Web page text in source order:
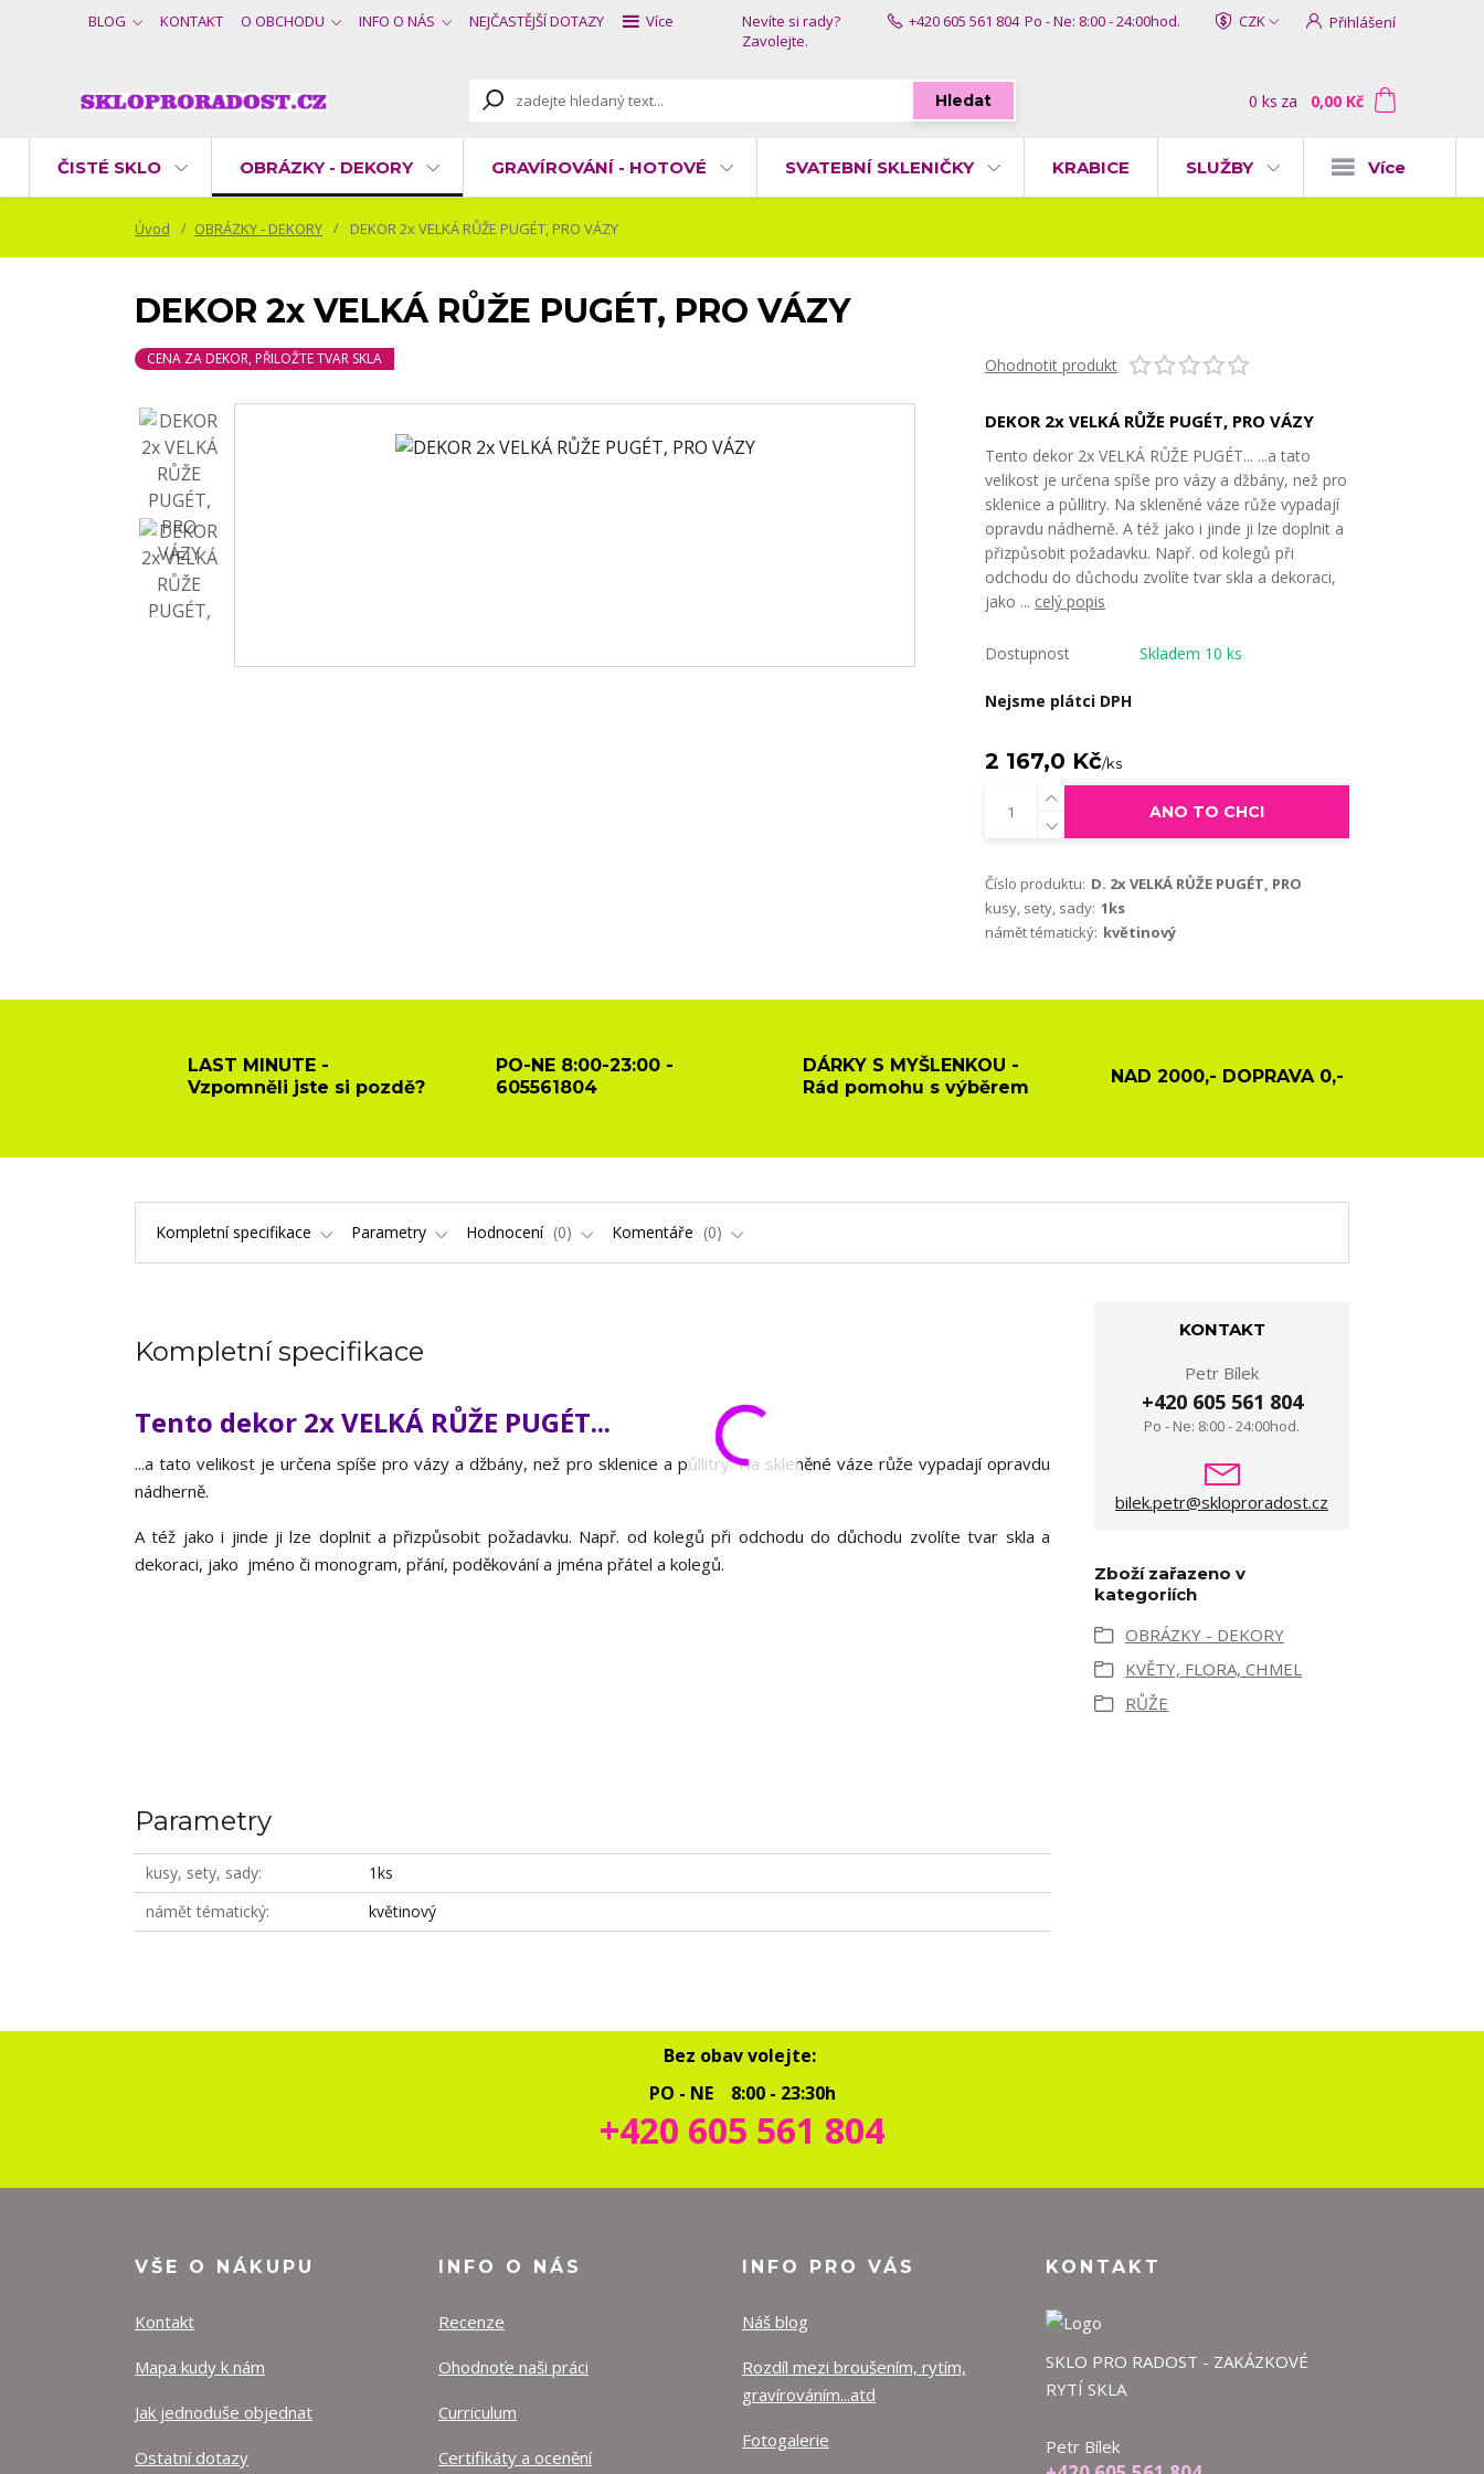
BLOG KONTAKT O OBCHODU INFO O NÁS NEJČASTĚJŠÍ DOTAZY Více CZK Přihlášení
Hledat
Nevíte si rady?
Zavolejte.
+420 605 561 804 Po - Ne: 8:00 - 24:00hod.
0 ks za 0,00 Kč
ČISTÉ SKLO OBRÁZKY - DEKORY GRAVÍROVÁNÍ - HOTOVÉ SVATEBNÍ SKLENIČKY KRABICE SLUŽBY Více
Úvod OBRÁZKY - DEKORY DEKOR 2x VELKÁ RŮŽE PUGÉT, PRO VÁZY
DEKOR 2x VELKÁ RŮŽE PUGÉT, PRO VÁZY
CENA ZA DEKOR, PŘILOŽTE TVAR SKLA Ohodnotit produkt
DEKOR 2x VELKÁ RŮŽE PUGÉT, PRO VÁZY
Tento dekor 2x VELKÁ RŮŽE PUGÉT... ...a tato
velikost je určena spíše pro vázy a džbány, než pro
sklenice a půllitry. Na skleněné váze růže vypadají
opravdu nádherně. A též jako i jinde ji lze doplnit a
přizpůsobit požadavku. Např. od kolegů při
odchodu do důchodu zvolíte tvar skla a dekoraci,
jako ... celý popis
Dostupnost Skladem 10 ks
Nejsme plátci DPH
2 167,0 Kč/ks
ANO TO CHCI
Číslo produktu: D. 2x VELKÁ RŮŽE PUGÉT, PRO
kusy, sety, sady: 1ks
námět tématický: květinový
LAST MINUTE -
Vzpomněli jste si pozdě?
PO-NE 8:00-23:00 -
605561804
DÁRKY S MYŠLENKOU -
Rád pomohu s výběrem
NAD 2000,- DOPRAVA 0,-
Kompletní specifikace Parametry Hodnocení 0 Komentáře 0
Kompletní specifikace
Tento dekor 2x VELKÁ RŮŽE PUGÉT...
...a tato velikost je určena spíše pro vázy a džbány, než pro sklenice a půllitry. Na skleněné váze růže vypadají opravdu
nádherně.
A též jako i jinde ji lze doplnit a přizpůsobit požadavku. Např. od kolegů při odchodu do důchodu zvolíte tvar skla a
dekoraci, jako jméno či monogram, přání, poděkování a jména přátel a kolegů.
Parametry
kusy, sety, sady
1ks
námět tématický
květinový
KONTAKT
Petr Bílek
+420 605 561 804
Po - Ne: 8:00 - 24:00hod.
bilek.petr@skloproradost.cz
Zboží zařazeno v
kategoriích
OBRÁZKY - DEKORY
KVĚTY, FLORA, CHMEL
RŮŽE
Bez obav volejte:
PO - NE 8:00 - 23:30h
+420 605 561 804
VŠE O NÁKUPU
Kontakt
Mapa kudy k nám
Jak jednoduše objednat
Ostatní dotazy
INFO O NÁS
Recenze
Ohodnoťe naši práci
Curriculum
Certifikáty a ocenění
INFO PRO VÁS
Náš blog
Rozdíl mezi broušením, rytím,
gravírováním...atd
Fotogalerie
KONTAKT
SKLO PRO RADOST - ZAKÁZKOVÉ
RYTÍ SKLA
Petr Bílek